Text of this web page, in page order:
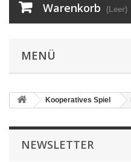
Warenkorb (Leer)
MENÜ
Kooperatives Spiel
NEWSLETTER